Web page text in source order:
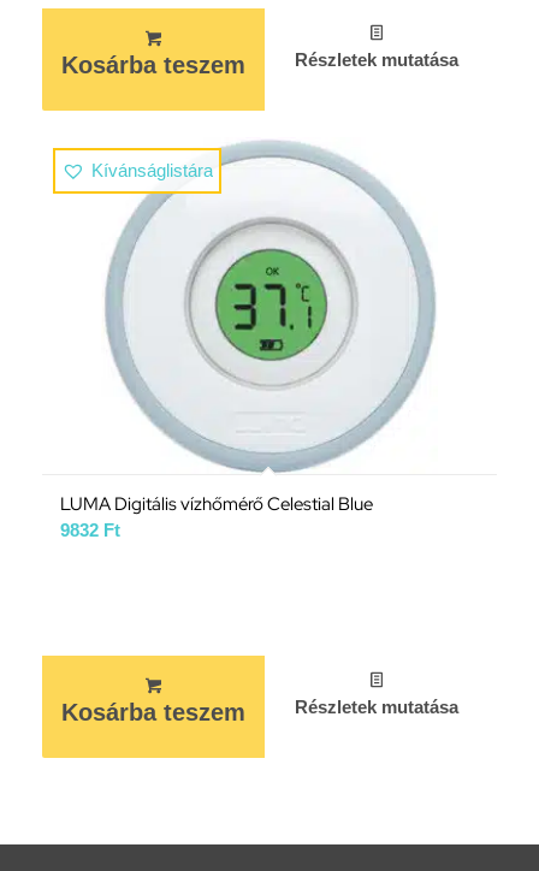
Kosárba teszem Részletek mutatása
Kívánságlistára
LUMA Digitális vízhőmérő Celestial Blue
9832 Ft
Kosárba teszem Részletek mutatása